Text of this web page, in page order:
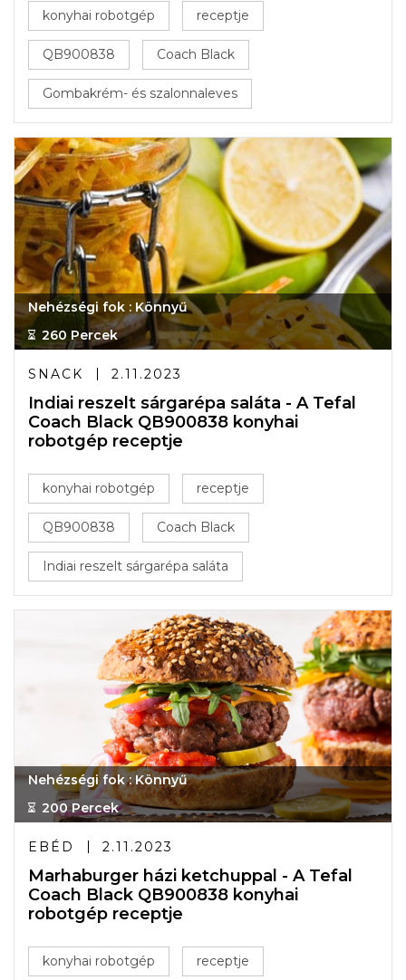
konyhai robotgép receptje
QB900838 Coach Black
Gombakrém- és szalonnaleves
Nehézségi fok : Könnyű
260 Percek
SNACK 2.11.2023
Indiai reszelt sárgarépa saláta - A Tefal
Coach Black QB900838 konyhai
robotgép receptje
konyhai robotgép receptje
QB900838 Coach Black
Indiai reszelt sárgarépa saláta
Nehézségi fok : Könnyű
200 Percek
EBÉD 2.11.2023
Marhaburger házi ketchuppal - A Tefal
Coach Black QB900838 konyhai
robotgép receptje
konyhai robotgép receptje